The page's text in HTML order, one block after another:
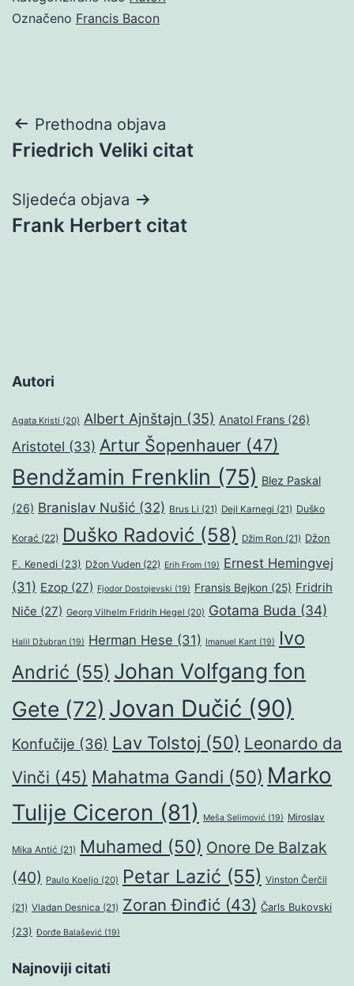
Označeno Francis Bacon
Navigacija
objava
Prethodna objava
Friedrich Veliki citat
Sljedeća objava
Frank Herbert citat
Autori
Agata Kristi (20) Albert Ajnštajn (35) Anatol Frans (26)
Aristotel (33) Artur Šopenhauer (47)
Bendžamin Frenklin (75) Blez Paskal
(26) Branislav Nušić (32) Brus Li (21) Dejl Karnegi (21) Duško
Korać (22) Duško Radović (58) Džim Ron (21) Džon
F. Kenedi (23) Džon Vuden (22) Erih From (19) Ernest Hemingvej
(31) Ezop (27) Fjodor Dostojevski (19) Fransis Bejkon (25) Fridrih
Niče (27) Georg Vilhelm Fridrih Hegel (20) Gotama Buda (34)
Halil Džubran (19) Herman Hese (31) Imanuel Kant (19)
Ivo
Andrić (55) Johan Volfgang fon
Gete (72) Jovan Dučić (90)
Konfučije (36) Lav Tolstoj (50) Leonardo da
Vinči (45) Mahatma Gandi (50) Marko
Tulije Ciceron (81) Meša Selimović (19) Miroslav
Mika Antić (21) Muhamed (50) Onore De Balzak
(40) Paulo Koeljo (20) Petar Lazić (55) Vinston Čerčil
(21) Vladan Desnica (21) Zoran Đinđić (43) Čarls Bukovski
(23) Đorđe Balašević (19)
Najnoviji citati